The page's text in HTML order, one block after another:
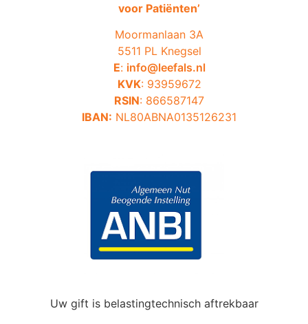
voor Patiënten’
Moormanlaan 3A
5511 PL Knegsel
E: info@leefals.nl
KVK: 93959672
RSIN: 866587147
IBAN: NL80ABNA0135126231
Uw gift is belastingtechnisch aftrekbaar